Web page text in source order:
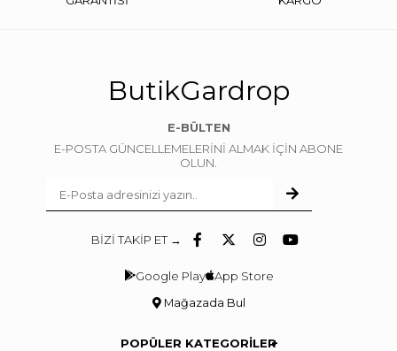
ButikGardrop
E-BÜLTEN
E-POSTA GÜNCELLEMELERİNİ ALMAK İÇİN ABONE
OLUN.
BİZİ TAKİP ET →
Google Play App Store
Mağazada Bul
POPÜLER KATEGORİLER